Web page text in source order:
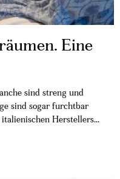
Eine
sind streng und
sind sogar furchtbar
Herstellers...